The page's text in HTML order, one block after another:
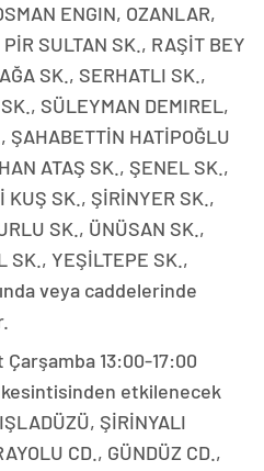
ENGIN, OZANLAR,
SULTAN SK., RAŞİT BEY
SK., SERHATLI SK.,
SÜLEYMAN DEMIREL,
ŞAHABETTİN HATİPOĞLU
ATAŞ SK., ŞENEL SK.,
KUŞ SK., ŞİRİNYER SK.,
SK., ÜNÜSAN SK.,
SK., YEŞİLTEPE SK.,
veya caddelerinde
Çarşamba 13:00-17:00
etkilenecek
ŞİRİNYALI
CD., GÜNDÜZ CD.,